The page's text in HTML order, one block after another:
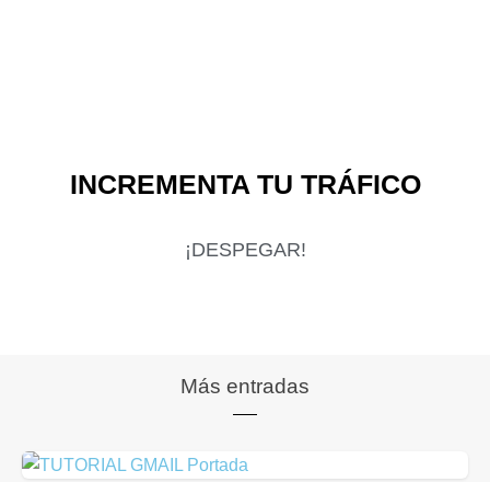
INCREMENTA TU TRÁFICO
¡DESPEGAR!
Más entradas